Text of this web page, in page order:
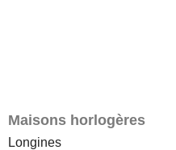
Maisons horlogères
Longines